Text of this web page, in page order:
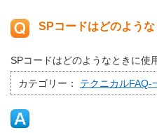
SPコードはどのよう
SPコードはどのようなときに使
カテゴリー： テクニカルFAQ-